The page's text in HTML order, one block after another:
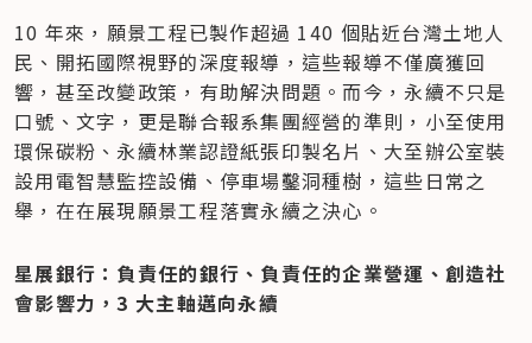
10 年來，願景工程已製作超過 140 個貼近台灣土地人
民、開拓國際視野的深度報導，這些報導不僅廣獲回
響，甚至改變政策，有助解決問題。而今，永續不只是
口號、文字，更是聯合報系集團經營的準則，小至使用
環保碳粉、永續林業認證紙張印製名片、大至辦公室裝
設用電智慧監控設備、停車場鑿洞種樹，這些日常之
舉，在在展現願景工程落實永續之決心。
星展銀行：負責任的銀行、負責任的企業營運、創造社
會影響力，3 大主軸邁向永續